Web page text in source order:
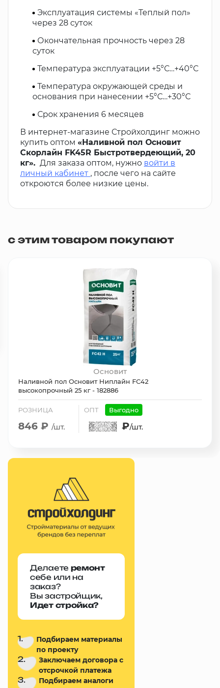
Эксплуатация системы «Теплый пол»
через 28 суток
Окончательная прочность через 28
суток
Температура эксплуатации +5°С…+40°С
Температура окружающей среды и
основания при нанесении +5°С…+30°С
Срок хранения 6 месяцев
В интернет-магазине Стройхолдинг можно
купить оптом «Наливной пол Основит
Скорлайн FK45R Быстротвердеющий, 20
кг». Для заказа оптом, нужно войти в
личный кабинет , после чего на сайте
откроются более низкие цены.
с этим товаром покупают
Основит
Наливной пол Основит Ниплайн FС42
высокопрочный 25 кг - 182886
РОЗНИЦА
846 ₽ /шт.
ОПТ Выгодно
₽/шт.
Делаете ремонт
себе или на
заказ?
Вы застройщик,
Идет стройка?
1.
Подбираем материалы
по проекту
2.
Заключаем договора с
отсрочкой платежа
3. Подбираем аналоги